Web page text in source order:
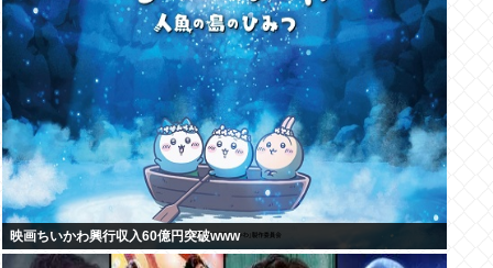
映画ちいかわ興行収入60億円突破www